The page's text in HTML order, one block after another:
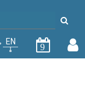
EN
9